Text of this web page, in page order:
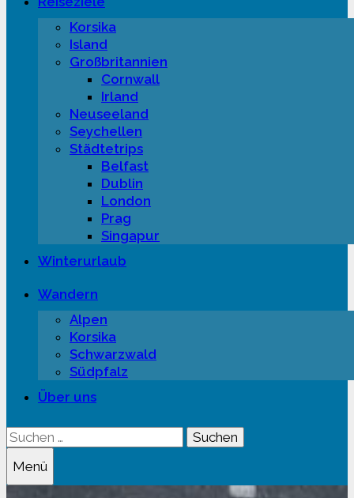
Korsika
Island
Großbritannien
Cornwall
Irland
Neuseeland
Seychellen
Städtetrips
Belfast
Dublin
London
Prag
Singapur
Winterurlaub
Wandern
Alpen
Korsika
Schwarzwald
Südpfalz
Über uns
Suchen
nach:
Menü